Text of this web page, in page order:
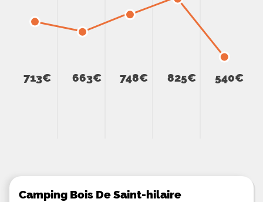
713€ 663€ 748€ 825€ 540€
Camping Bois De Saint-hilaire